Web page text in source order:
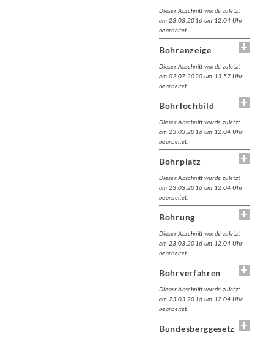
Dieser Abschnitt wurde zuletzt
am 23.03.2016 um 12:04 Uhr
bearbeitet.
Bohranzeige
Dieser Abschnitt wurde zuletzt
am 02.07.2020 um 13:57 Uhr
bearbeitet.
Bohrlochbild
Dieser Abschnitt wurde zuletzt
am 23.03.2016 um 12:04 Uhr
bearbeitet.
Bohrplatz
Dieser Abschnitt wurde zuletzt
am 23.03.2016 um 12:04 Uhr
bearbeitet.
Bohrung
Dieser Abschnitt wurde zuletzt
am 23.03.2016 um 12:04 Uhr
bearbeitet.
Bohrverfahren
Dieser Abschnitt wurde zuletzt
am 23.03.2016 um 12:04 Uhr
bearbeitet.
Bundesberggesetz